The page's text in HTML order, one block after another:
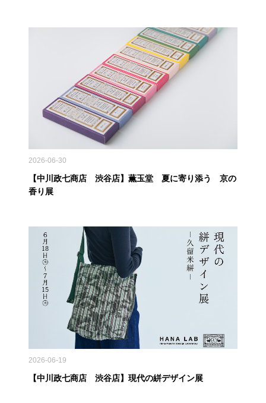
2026-06-30
【中川政七商店 渋谷店】薫玉堂 夏に寄り添う 京の
香り展
2026-06-19
【中川政七商店 渋谷店】現代の絣デザイン展